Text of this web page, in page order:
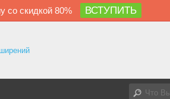
со скидкой 80% ВСТУПИТЬ